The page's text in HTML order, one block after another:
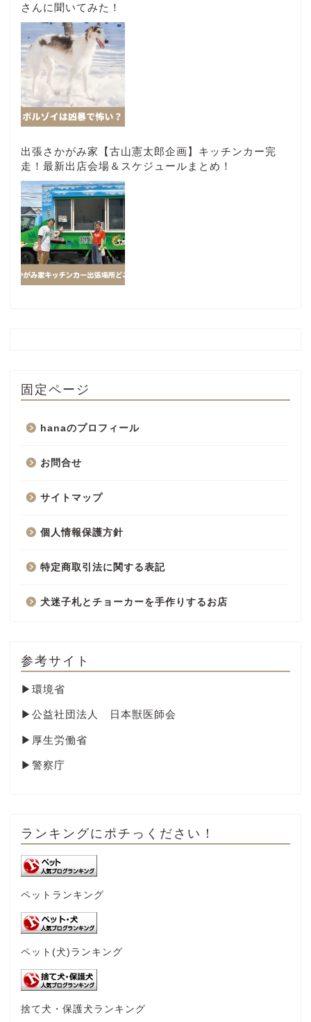
さんに聞いてみた！
出張さかがみ家【古山憲太郎企画】キッチンカー完
走！最新出店会場＆スケジュールまとめ！
固定ページ
hanaのプロフィール
お問合せ
サイトマップ
個人情報保護方針
特定商取引法に関する表記
犬迷子札とチョーカーを手作りするお店
参考サイト
▶ 環境省
▶ 公益社団法人 日本獣医師会
▶ 厚生労働省
▶ 警察庁
ランキングにポチっください！
ペットランキング
ペット(犬)ランキング
捨て犬・保護犬ランキング